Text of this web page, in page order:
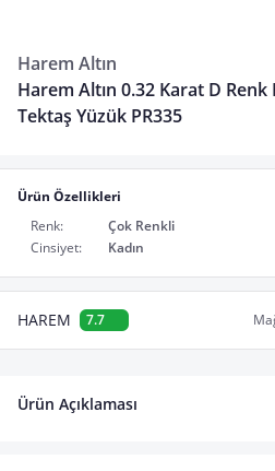
Harem Altın
Harem Altın 0.32 Karat D Renk
Tektaş Yüzük PR335
Ürün Özellikleri
Renk:
Çok Renkli
Cinsiyet:
Kadın
HAREM 7.7
Ürün Açıklaması